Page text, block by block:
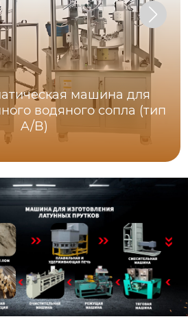
машина для
водяного сопла (тип
A/B)